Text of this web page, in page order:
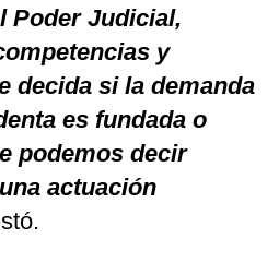
Poder Judicial,
y
decida si la demanda
es fundada o
podemos decir
actuación